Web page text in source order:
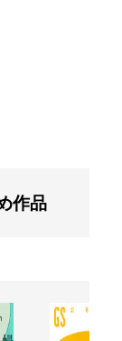
作品